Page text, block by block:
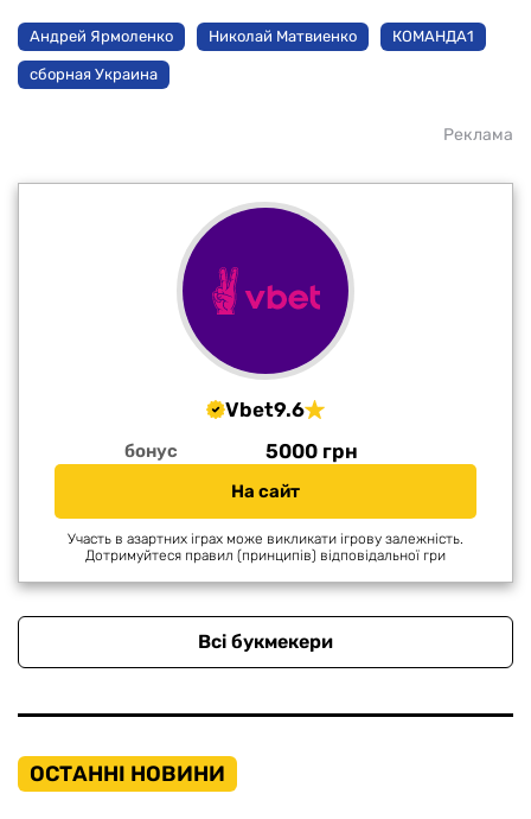
Андрей Ярмоленко Николай Матвиенко КОМАНДА1
сборная Украина
Реклама
Vbet9.6
бонус 5000 грн
На сайт
Участь в азартних іграх може викликати ігрову залежність.
Дотримуйтеся правил (принципів) відповідальної гри
Всі букмекери
ОСТАННІ НОВИНИ